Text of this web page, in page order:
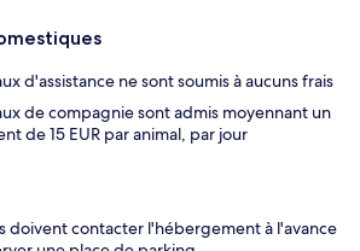
d'assistance ne sont soumis à aucuns frais
de compagnie sont admis moyennant un
de 15 EUR par animal, par jour
doivent contacter l'hébergement à l'avance